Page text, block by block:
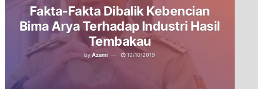
Fakta-Fakta Dibalik Kebencian
Bima Arya Terhadap Industri Hasil
Tembakau
by Azami 19/10/2019